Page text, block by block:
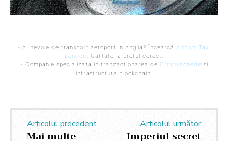
- Ai nevoie de transport aeroport in Anglia? Încearcă Airport Taxi
London. Calitate la prețul corect.
- Companie specializata in tranzactionarea de Criptomonede si
infrastructura blockchain.
Articolul precedent
Mai multe
Articolul următor
Imperiul secret